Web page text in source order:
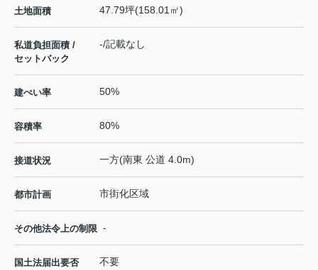
土地面積 47.79坪(158.01㎡)
私道負担面積 /
セットバック
-/記載なし
建ぺい率 50%
容積率 80%
接道状況 一方(南東 公道 4.0m)
都市計画 市街化区域
その他法令上の制限 -
国土法届出要否 不要